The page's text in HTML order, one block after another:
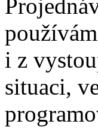
i z
situaci,